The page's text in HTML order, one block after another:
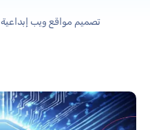
تصميم مواقع ويب إبداعية